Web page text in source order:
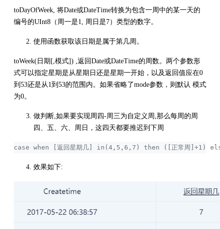
toDayOfWeek, 将Date或DateTime转换为包含一周中的某一天的
编号的UInt8（周一是1, 周日是7）类型的数字。
使用函数获取该日期是属于第几周。
toWeek(日期[,模式]) ,返回Date或DateTime的周数。两个参数形
式可以指定星期是从星期日还是星期一开始，以及返回值应在0
到53还是从1到53的范围内。如果省略了mode参数，则默认 模式
为0。
做判断,如果要实现周四-周三为自定义周,那么每周的周
四、五、六、周日，这四天都要推迟到下周
case when [返回星期几] in(4,5,6,7) then ([正常周]+1)
效果如下: